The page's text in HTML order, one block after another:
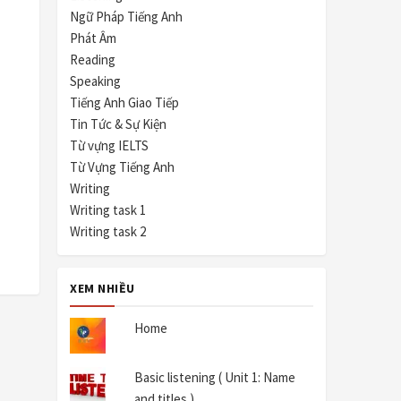
Ngữ Pháp Tiếng Anh
Phát Âm
Reading
Speaking
Tiếng Anh Giao Tiếp
Tin Tức & Sự Kiện
Từ vựng IELTS
Từ Vựng Tiếng Anh
Writing
Writing task 1
Writing task 2
XEM NHIỀU
Home
Basic listening ( Unit 1: Name